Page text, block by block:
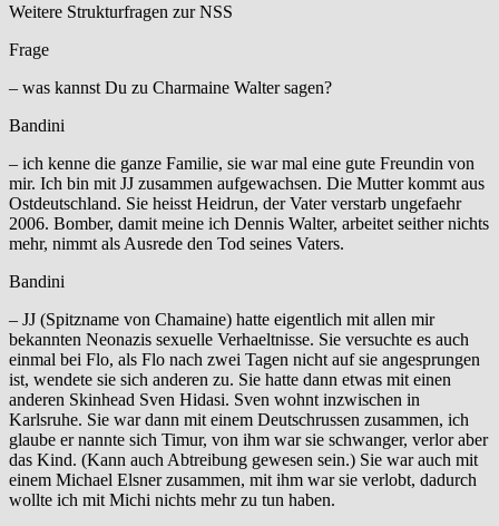
Weitere Strukturfragen zur NSS
Frage
– was kannst Du zu Charmaine Walter sagen?
Bandini
– ich kenne die ganze Familie, sie war mal eine gute Freundin von
mir. Ich bin mit JJ zusammen aufgewachsen. Die Mutter kommt aus
Ostdeutschland. Sie heisst Heidrun, der Vater verstarb ungefaehr
2006. Bomber, damit meine ich Dennis Walter, arbeitet seither nichts
mehr, nimmt als Ausrede den Tod seines Vaters.
Bandini
– JJ (Spitzname von Chamaine) hatte eigentlich mit allen mir
bekannten Neonazis sexuelle Verhaeltnisse. Sie versuchte es auch
einmal bei Flo, als Flo nach zwei Tagen nicht auf sie angesprungen
ist, wendete sie sich anderen zu. Sie hatte dann etwas mit einen
anderen Skinhead Sven Hidasi. Sven wohnt inzwischen in
Karlsruhe. Sie war dann mit einem Deutschrussen zusammen, ich
glaube er nannte sich Timur, von ihm war sie schwanger, verlor aber
das Kind. (Kann auch Abtreibung gewesen sein.) Sie war auch mit
einem Michael Elsner zusammen, mit ihm war sie verlobt, dadurch
wollte ich mit Michi nichts mehr zu tun haben.